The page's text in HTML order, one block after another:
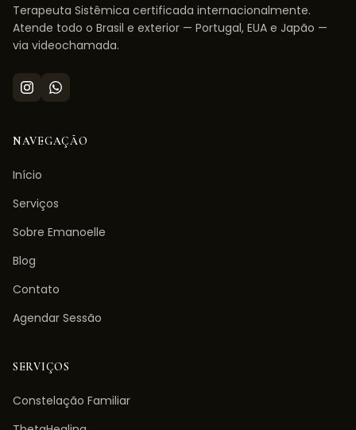
Terapeuta Sistêmica certificada internacionalmente.
Atende todo o Brasil e exterior — Portugal, EUA e Japão —
via videochamada.
NAVEGAÇÃO
Início
Serviços
Sobre Emanoelle
Blog
Contato
Agendar Sessão
SERVIÇOS
Constelação Familiar